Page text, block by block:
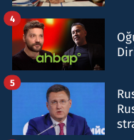
4
5